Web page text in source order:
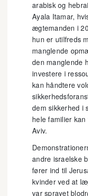
arabisk og
Ayala Itamar,
ægtemanden i
hun er utilfreds
manglende
den manglende
investere i
kan håndtere
dem sikkerhed i
hele familier
Aviv.
andre israelske
fører ind til
kvinder ved at
var sprayet